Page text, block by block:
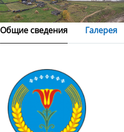
Общие сведения Галерея